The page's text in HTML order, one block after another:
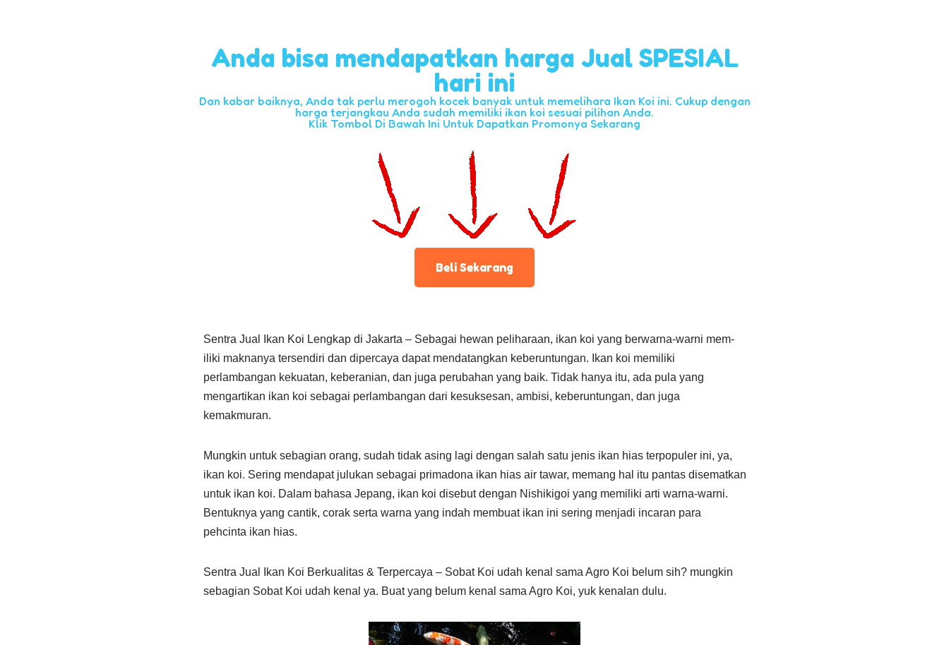
Anda bisa mendapatkan harga Jual SPESIAL
hari ini
Dan kabar baiknya, Anda tak perlu merogoh kocek banyak untuk memelihara Ikan Koi ini. Cukup dengan
harga terjangkau Anda sudah memiliki ikan koi sesuai pilihan Anda.
Klik Tombol Di Bawah Ini Untuk Dapatkan Promonya Sekarang
Beli Sekarang
Sentra Jual Ikan Koi Lengkap di Jakarta – Sebagai hewan peliharaan, ikan koi yang berwarna-warni mem­­
iliki maknanya tersendiri dan dipercaya dapat mendatangkan keberuntungan. Ikan koi memiliki
perlambangan kekuatan, keberanian, dan juga perubahan yang baik. Tidak hanya itu, ada pula yang
mengartikan ikan koi sebagai perlambangan dari kesuksesan, ambisi, keberuntungan, dan juga
kemakmuran.
Mungkin untuk sebagian orang, sudah tidak asing lagi dengan salah satu jenis ikan hias terpopuler ini, ya,
ikan koi. Sering mendapat julukan sebagai primadona ikan hias air tawar, memang hal itu pantas disematkan
untuk ikan koi. Dalam bahasa Jepang, ikan koi disebut dengan Nishikigoi yang memiliki arti warna-warni.
Bentuknya yang cantik, corak serta warna yang indah membuat ikan ini sering menjadi incaran para
pehcinta ikan hias.
Sentra Jual Ikan Koi Berkualitas & Terpercaya – Sobat Koi udah kenal sama Agro Koi belum sih? mungkin
sebagian Sobat Koi udah kenal ya. Buat yang belum kenal sama Agro Koi, yuk kenalan dulu.